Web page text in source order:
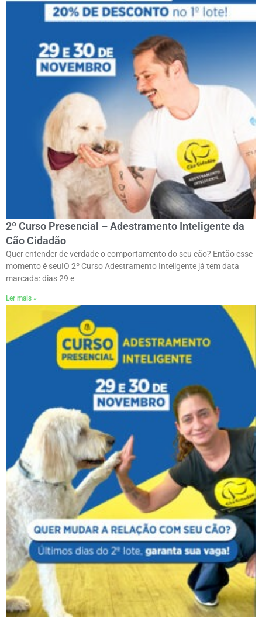
2º Curso Presencial – Adestramento Inteligente da
Cão Cidadão
Quer entender de verdade o comportamento do seu cão? Então esse
momento é seu!ㅤO 2º Curso Adestramento Inteligente já tem data
marcada: dias 29 e
Ler mais »